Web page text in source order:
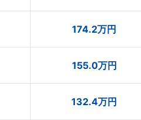
174.2万円
155.0万円
132.4万円